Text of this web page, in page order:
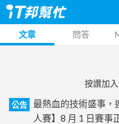
文章 問答
按讚加
公告
最熱血的技術盛事，
人賽】8 月 1 日賽事